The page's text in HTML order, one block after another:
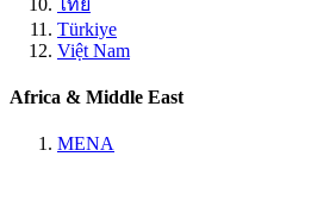
ไทย
Türkiye
Việt Nam
Africa & Middle East
MENA